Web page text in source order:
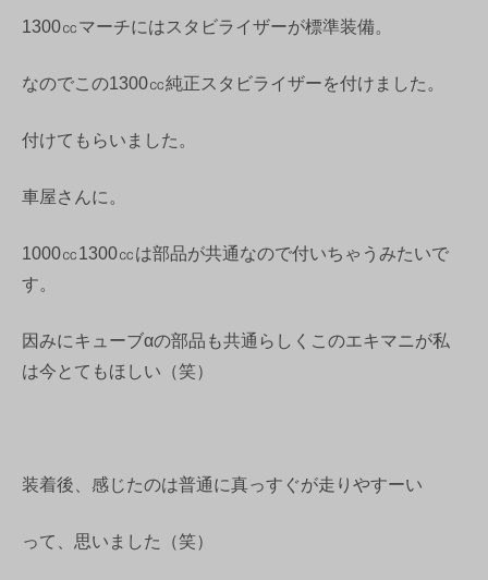
1300㏄マーチにはスタビライザーが標準装備。
なのでこの1300㏄純正スタビライザーを付けました。
付けてもらいました。
車屋さんに。
1000㏄1300㏄は部品が共通なので付いちゃうみたいで
す。
因みにキューブαの部品も共通らしくこのエキマニが私
は今とてもほしい（笑）
装着後、感じたのは普通に真っすぐが走りやすーい
って、思いました（笑）